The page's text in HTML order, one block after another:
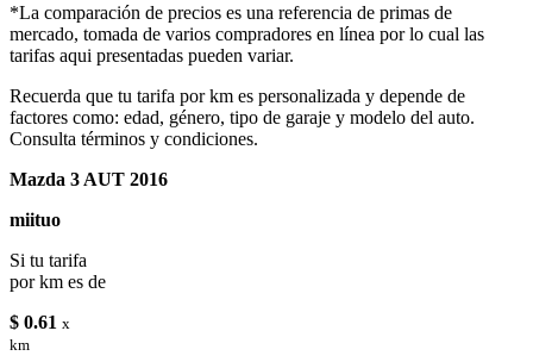
*La comparación de precios es una referencia de primas de
mercado, tomada de varios compradores en línea por lo cual las
tarifas aqui presentadas pueden variar.
Recuerda que tu tarifa por km es personalizada y depende de
factores como: edad, género, tipo de garaje y modelo del auto.
Consulta términos y condiciones.
Mazda 3 AUT 2016
miituo
Si tu tarifa
por km es de
$ 0.61 x
km